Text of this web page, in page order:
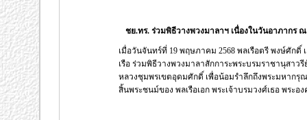
ชย.ทร. ร่วมพิธีวางพวงมาลาฯ เนื่องในวันอาภากร
เมื่อวันจันทร์ที่ 19 พฤษภาคม 2568 พลเรือตรี พงษ์ศักดิ์
เรือ ร่วมพิธีวางพวงมาลาสักการะพระบรมราชานุสาวรี
หลวงชุมพรเขตอุดมศักดิ์ เพื่อน้อมรำลึกถึงพระมหาก
สิ้นพระชนม์ของ พลเรือเอก พระเจ้าบรมวงศ์เธอ พระ